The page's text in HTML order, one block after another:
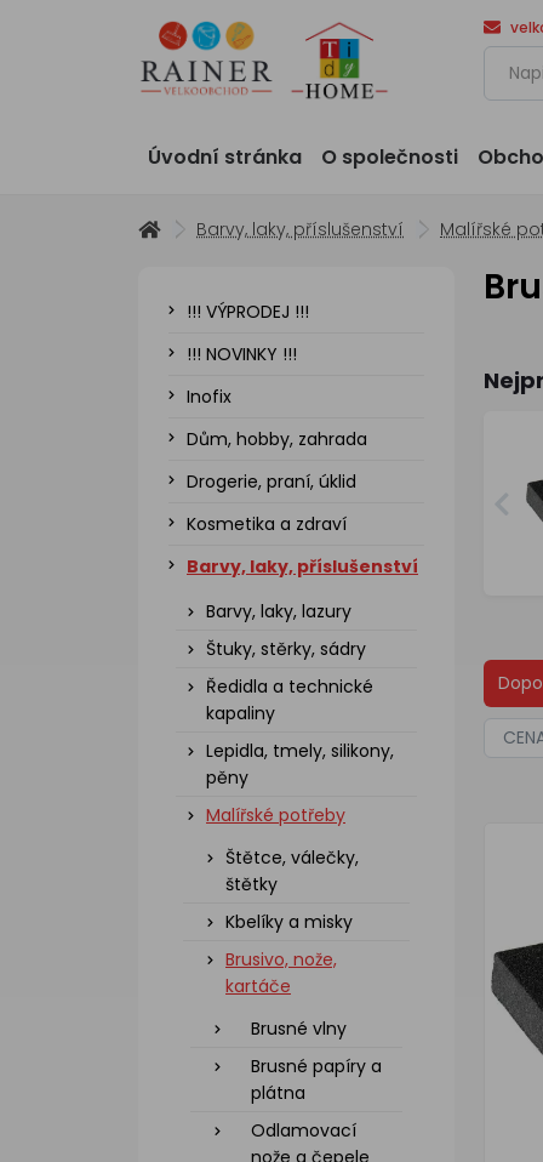
Úvodní stránka O společnosti
Barvy, laky, příslušenství Malířské
!!! VÝPRODEJ !!!
!!! NOVINKY !!!
Inofix
Dům, hobby, zahrada
Drogerie, praní, úklid
Kosmetika a zdraví
Barvy, laky, příslušenství
Barvy, laky, lazury
Štuky, stěrky, sádry
Ředidla a technické
kapaliny
Lepidla, tmely, silikony,
pěny
Malířské potřeby
Štětce, válečky,
štětky
Kbelíky a misky
Brusivo, nože,
kartáče
Brusné vlny
Brusné papíry a
plátna
Odlamovací
nože a čepele